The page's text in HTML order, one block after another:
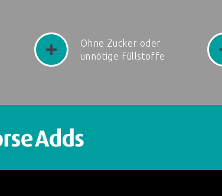
Ohne Zucker oder
unnötige Füllstoffe